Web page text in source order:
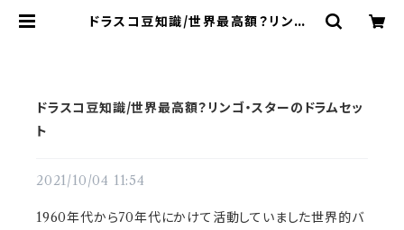
ドラスコ豆知識/世界最高額？リンゴ・
ドラスコ豆知識/世界最高額？リンゴ・スターのドラムセッ
ト
2021/10/04 11:54
1960年代から70年代にかけて活動していました世界的バ